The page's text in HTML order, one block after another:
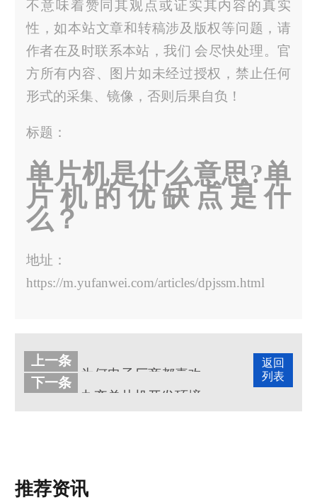
不意味着赞同其观点或证实其内容的真实
性，如本站文章和转稿涉及版权等问题，请
作者在及时联系本站，我们 会尽快处理。官
方所有内容、图片如未经过授权，禁止任何
形式的采集、镜像，否则后果自负！
标题：
单片机是什么意思?单
片机的优缺点是什
么？
地址：
https://m.yufanwei.com/articles/dpjssm.html
返回
列表
上一条
下一条
推荐资讯